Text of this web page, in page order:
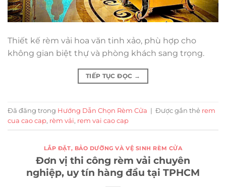
Thiết kế rèm vải hoa văn tinh xảo, phù hợp cho
không gian biệt thự và phòng khách sang trọng.
TIẾP TỤC ĐỌC →
Đã đăng trong Hướng Dẫn Chọn Rèm Cửa | Được gắn thẻ rem
cua cao cap, rèm vải, rem vai cao cap
LẮP ĐẶT, BẢO DƯỠNG VÀ VỆ SINH RÈM CỬA
Đơn vị thi công rèm vải chuyên
nghiệp, uy tín hàng đầu tại TPHCM